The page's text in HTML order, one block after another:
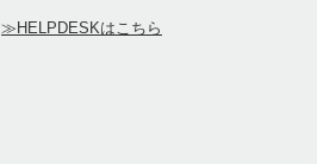
≫HELPDESKはこちら